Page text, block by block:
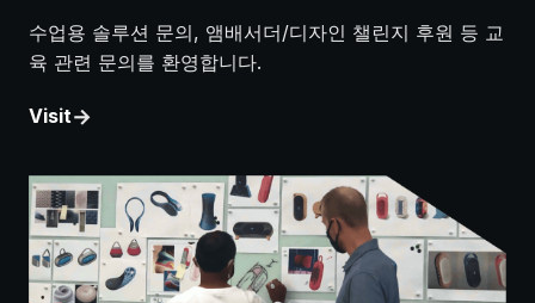
수업용 솔루션 문의, 앰배서더/디자인 챌린지 후원 등 교
육 관련 문의를 환영합니다.
Visit